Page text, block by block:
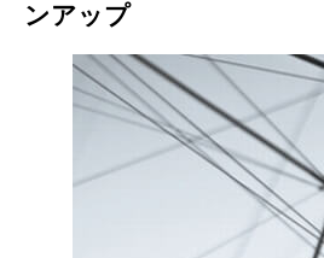
ンアップ